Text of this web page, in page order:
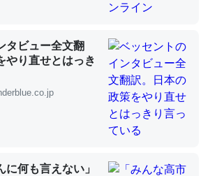
抗してるのでは」とあって面白い。海に
トガニ・ウミグモ）はカルシウムを使わ
てる筈だが、酵素が違うのか？
表】昆虫学の大問題＝「昆虫はなぜ海にいな
タビュー全文翻
やり直せとはっき
に何も言えない」